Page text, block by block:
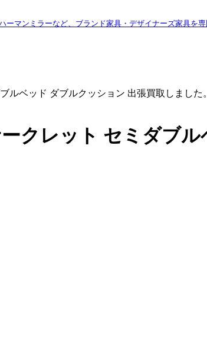
ーマンミラーなど、ブランド家具・デザイナーズ家具を専
ルベッド ダブルクッション 出張買取しました。
クレット セミダブ